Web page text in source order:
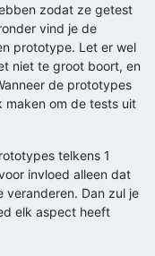
zodat ze getest
vind je de
prototype. Let er wel
niet te groot boort, en
de prototypes
maken om de tests uit
telkens 1
invloed alleen dat
Dan zul je
elk aspect heeft